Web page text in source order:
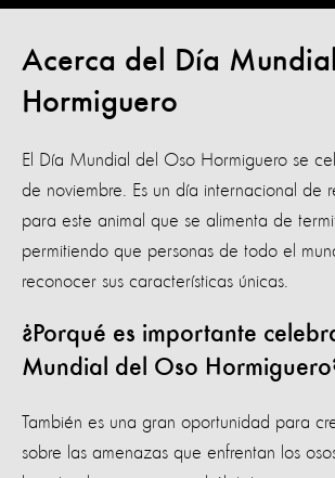
Acerca del Día
Hormiguero
El Día Mundial del Oso Hormiguero se
de noviembre. Es un día internacional de
para este animal que se alimenta de
permitiendo que personas de todo el
reconocer sus características únicas.
¿Porqué es importante
Mundial del Oso
También es una gran oportunidad para
sobre las amenazas que enfrentan los